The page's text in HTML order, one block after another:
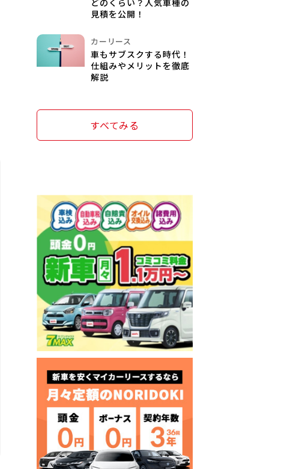
どのくらい？人気車種の
見積を公開！
カーリース
車もサブスクする時代！
仕組みやメリットを徹底
解説
すべてみる